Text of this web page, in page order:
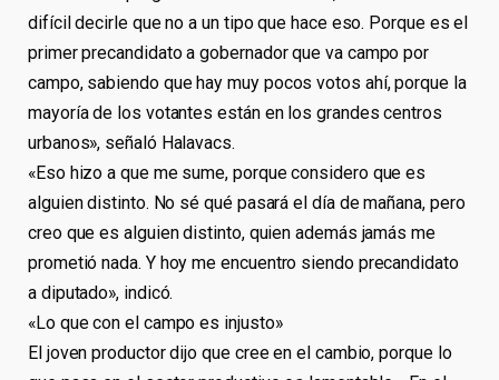
difícil decirle que no a un tipo que hace eso. Porque es el
primer precandidato a gobernador que va campo por
campo, sabiendo que hay muy pocos votos ahí, porque la
mayoría de los votantes están en los grandes centros
urbanos», señaló Halavacs.
«Eso hizo a que me sume, porque considero que es
alguien distinto. No sé qué pasará el día de mañana, pero
creo que es alguien distinto, quien además jamás me
prometió nada. Y hoy me encuentro siendo precandidato
a diputado», indicó.
«Lo que con el campo es injusto»
El joven productor dijo que cree en el cambio, porque lo